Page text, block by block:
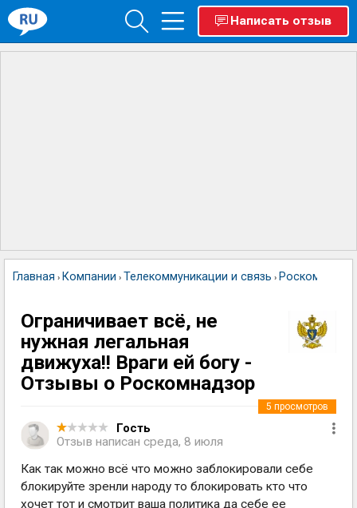
Написать отзыв
Главная › Компании › Телекоммуникации и связь ›
Ограничивает всё, не
нужная легальная
движуха!! Враги ей богу -
Отзывы о Роскомнадзор
Гость
Отзыв написан среда, 8 июля
5 просмотров
Как так можно всё что можно заблокировали себе
блокируйте зренли народу то блокировать кто что
хочет тот и смотрит ваша политика да себе ее